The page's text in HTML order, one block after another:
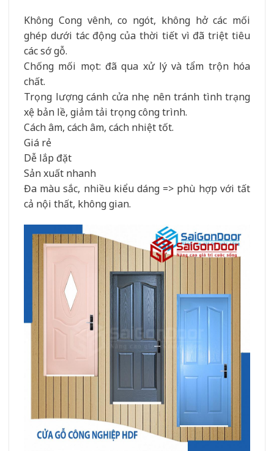
Không Cong vênh, co ngót, không hở các mối
ghép dưới tác động của thời tiết vì đã triệt tiêu
các sớ gỗ.
Chống mối mọt: đã qua xử lý và tẩm trộn hóa
chất.
Trọng lượng cánh cửa nhẹ nên tránh tình trạng
xệ bản lề, giảm tải trọng công trình.
Cách âm, cách âm, cách nhiệt tốt.
Giá rẻ
Dễ lắp đặt
Sản xuất nhanh
Đa màu sắc, nhiều kiểu dáng => phù hợp với tất
cả nội thất, không gian.